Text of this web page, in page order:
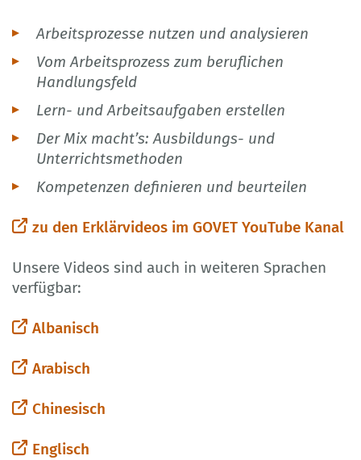
Arbeitsprozesse nutzen und analysieren
Vom Arbeitsprozess zum beruflichen
Handlungsfeld
Lern- und Arbeitsaufgaben erstellen
Der Mix macht’s: Ausbildungs- und
Unterrichtsmethoden
Kompetenzen definieren und beurteilen
zu den Erklärvideos im GOVET YouTube Kanal
Unsere Videos sind auch in weiteren Sprachen
verfügbar:
Albanisch
Arabisch
Chinesisch
Englisch